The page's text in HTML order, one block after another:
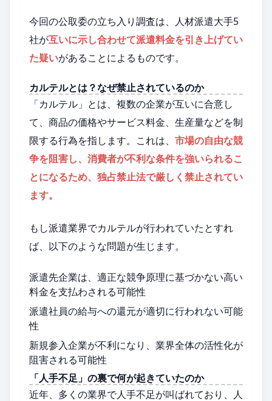
今回の公取委の立ち入り調査は、人材派遣大手5
社が互いに示し合わせて派遣料金を引き上げてい
た疑いがあることによるものです。
カルテルとは？なぜ禁止されているのか
「カルテル」とは、複数の企業が互いに合意し
て、商品の価格やサービス料金、生産量などを制
限する行為を指します。これは、 市場の自由な競
争を阻害し、消費者が不利な条件を強いられるこ
とになるため、独占禁止法で厳しく禁止されてい
ます。
もし派遣業界でカルテルが行われていたとすれ
ば、以下のような問題が生じます。
派遣先企業は、適正な競争原理に基づかない高い
料金を支払わされる可能性
派遣社員の給与への還元が適切に行われない可能
性
新規参入企業が不利になり、業界全体の活性化が
阻害される可能性
「人手不足」の裏で何が起きていたのか
近年、多くの業界で人手不足が叫ばれており、人